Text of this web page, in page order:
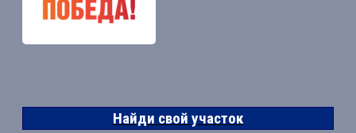
Найди свой участок